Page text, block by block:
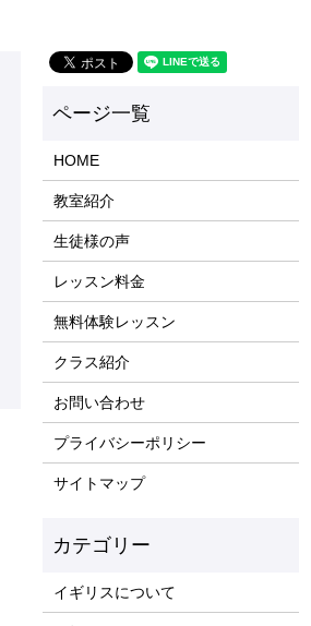
HOME
教室紹介
生徒様の声
レッスン料金
無料体験レッスン
クラス紹介
お問い合わせ
プライバシーポリシー
サイトマップ
イギリスについて